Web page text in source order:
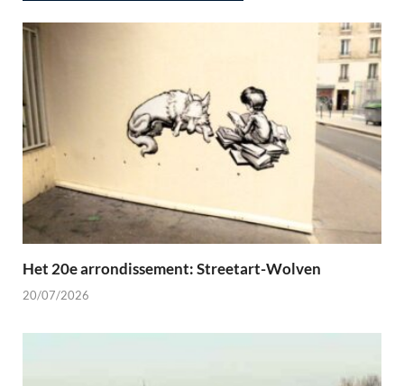
Het 20e arrondissement: Streetart-Wolven
20/07/2026